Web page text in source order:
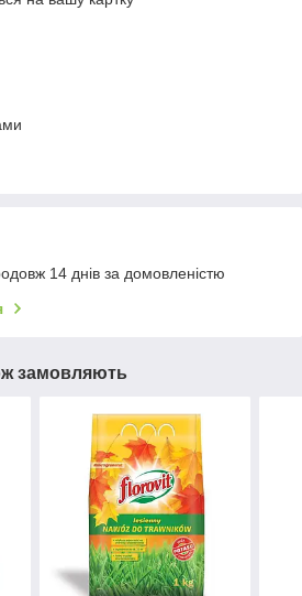
14 днів за домовленістю
замовляють